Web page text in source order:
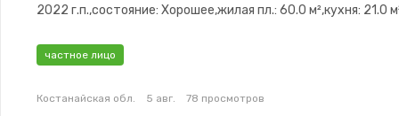
2022 г.п.,состояние: Хорошее,жилая пл.: 60.0 м²,кухня: 21.0
частное лицо
Костанайская обл. 5 авг. 78 просмотров